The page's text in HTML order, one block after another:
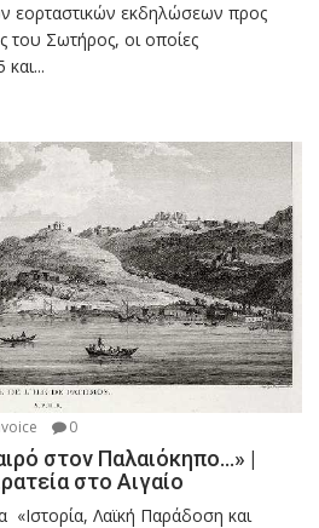
εορταστικών εκδηλώσεων προς
του Σωτήρος, οι οποίες
0
στον Παλαιόκηπο…» |
στο Αιγαίο
«Ιστορία, Λαϊκή Παράδοση και